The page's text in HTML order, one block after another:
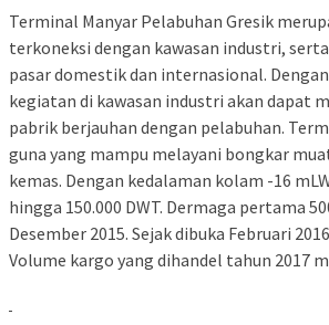
Terminal Manyar Pelabuhan Gresik
terkoneksi dengan kawasan industri,
pasar domestik dan internasional.
kegiatan di kawasan industri akan dapat
pabrik berjauhan dengan pelabuhan.
guna yang mampu melayani bongkar
kemas. Dengan kedalaman kolam -16
hingga 150.000 DWT. Dermaga pertama
Desember 2015. Sejak dibuka Februari
Volume kargo yang dihandel tahun 2017